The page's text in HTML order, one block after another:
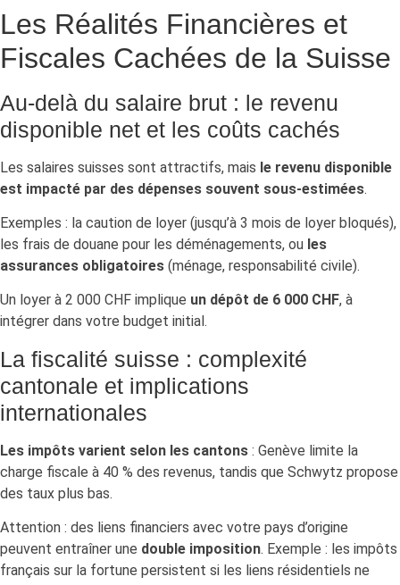
Les Réalités Financières et
Fiscales Cachées de la Suisse
Au-delà du salaire brut : le revenu
disponible net et les coûts cachés
Les salaires suisses sont attractifs, mais le revenu disponible
est impacté par des dépenses souvent sous-estimées.
Exemples : la caution de loyer (jusqu’à 3 mois de loyer bloqués),
les frais de douane pour les déménagements, ou les
assurances obligatoires (ménage, responsabilité civile).
Un loyer à 2 000 CHF implique un dépôt de 6 000 CHF, à
intégrer dans votre budget initial.
La fiscalité suisse : complexité
cantonale et implications
internationales
Les impôts varient selon les cantons : Genève limite la
charge fiscale à 40 % des revenus, tandis que Schwytz propose
des taux plus bas.
Attention : des liens financiers avec votre pays d’origine
peuvent entraîner une double imposition. Exemple : les impôts
français sur la fortune persistent si les liens résidentiels ne